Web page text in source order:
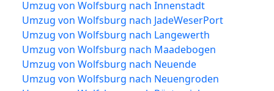
Umzug von Wolfsburg nach Innenstadt
Umzug von Wolfsburg nach JadeWeserPort
Umzug von Wolfsburg nach Langewerth
Umzug von Wolfsburg nach Maadebogen
Umzug von Wolfsburg nach Neuende
Umzug von Wolfsburg nach Neuengroden